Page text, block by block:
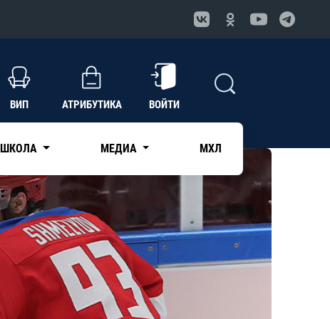
ВИП АТРИБУТИКА ВОЙТИ
ШКОЛА МЕДИА МХЛ